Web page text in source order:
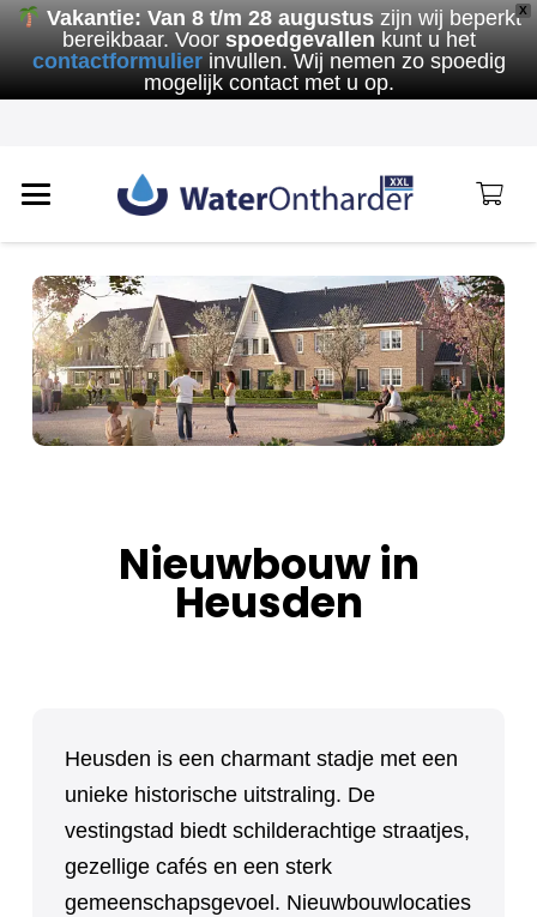
X
Vakantie: Van 8 t/m 28 augustuszijn wij beperkt
bereikbaar. Voor spoedgevallen kunt u het
contactformulierinvullen. Wij nemen zo spoedig
mogelijk contact met u op.
Nieuwbouw in
Heusden
Heusden is een charmant stadje met een
unieke historische uitstraling. De
vestingstad biedt schilderachtige straatjes,
gezellige cafés en een sterk
gemeenschapsgevoel. Nieuwbouwlocaties